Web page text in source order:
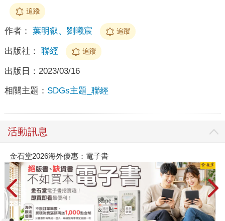
追蹤
作者： 葉明叡、劉曦宸 追蹤
出版社： 聯經 追蹤
出版日： 2023/03/16
相關主題： SDGs主題_聯經
活動訊息
金石堂2026海外優惠：電子書